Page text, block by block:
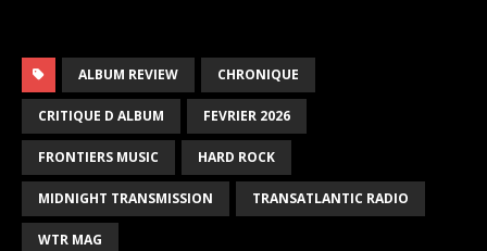
ALBUM REVIEW CHRONIQUE
CRITIQUE D ALBUM FEVRIER 2026
FRONTIERS MUSIC HARD ROCK
MIDNIGHT TRANSMISSION TRANSATLANTIC RADIO
WTR MAG